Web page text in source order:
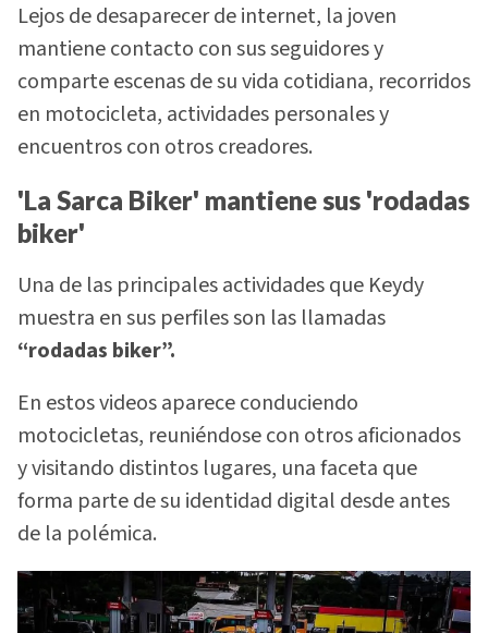
Lejos de desaparecer de internet, la joven
mantiene contacto con sus seguidores y
comparte escenas de su vida cotidiana, recorridos
en motocicleta, actividades personales y
encuentros con otros creadores.
'La Sarca Biker' mantiene sus 'rodadas
biker'
Una de las principales actividades que Keydy
muestra en sus perfiles son las llamadas
“rodadas biker”.
En estos videos aparece conduciendo
motocicletas, reuniéndose con otros aficionados
y visitando distintos lugares, una faceta que
forma parte de su identidad digital desde antes
de la polémica.